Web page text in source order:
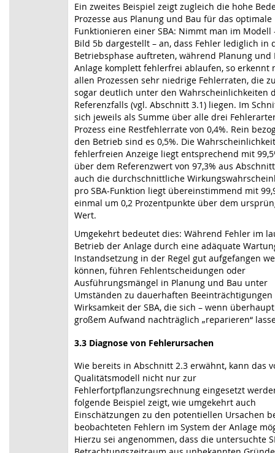
Ein zweites Beispiel zeigt zugleich die hohe
Prozesse aus Planung und Bau für das optimale
Funktionieren einer SBA: Nimmt man im Modell
Bild 5b dargestellt – an, dass Fehler lediglich in
Betriebsphase auftreten, während Planung und
Anlage komplett fehlerfrei ablaufen, so erkennt
allen Prozessen sehr niedrige Fehlerraten, die
sogar deutlich unter den Wahrscheinlichkeiten
Referenzfalls (vgl. Abschnitt 3.1) liegen. Im
sich jeweils als Summe über alle drei
Prozess eine Restfehlerrate von 0,4%. Rein
den Betrieb sind es 0,5%. Die
fehlerfreien Anzeige liegt entsprechend mit
über dem Referenzwert von 97,3% aus
auch die durchschnittliche
pro SBA-Funktion liegt übereinstimmend mit
einmal um 0,2 Prozentpunkte über dem
Wert.
Umgekehrt bedeutet dies: Während Fehler im
Betrieb der Anlage durch eine adäquate
Instandsetzung in der Regel gut aufgefangen
können, führen Fehlentscheidungen oder
Ausführungsmängel in Planung und Bau unter
Umständen zu dauerhaften Beeinträchtigungen
Wirksamkeit der SBA, die sich – wenn
großem Aufwand nachträglich „reparieren“
3.3 Diagnose von Fehlerursachen
Wie bereits in Abschnitt 2.3 erwähnt, kann das
Qualitätsmodell nicht nur zur
Fehlerfortpflanzungsrechnung eingesetzt
folgende Beispiel zeigt, wie umgekehrt auch
Einschätzungen zu den potentiellen Ursachen
beobachteten Fehlern im System der Anlage
Hierzu sei angenommen, dass die untersuchte